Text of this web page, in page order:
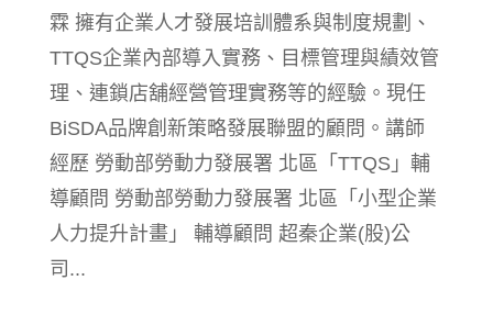
霖 擁有企業人才發展培訓體系與制度規劃、
TTQS企業內部導入實務、目標管理與績效管
理、連鎖店舖經營管理實務等的經驗。現任
BiSDA品牌創新策略發展聯盟的顧問。講師
經歷 勞動部勞動力發展署 北區「TTQS」輔
導顧問 勞動部勞動力發展署 北區「小型企業
人力提升計畫」 輔導顧問 超秦企業(股)公
司...